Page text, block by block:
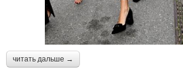
читать дальше →